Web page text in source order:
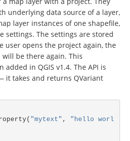
underlying data source of a layer,
layer instances of one shapefile,
settings. The settings are stored
user opens the project again, the
be there again. This
in QGIS v1.4. The API is
it takes and returns QVariant
( "mytext" ,
"hello worl